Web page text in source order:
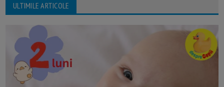
ULTIMILE ARTICOLE